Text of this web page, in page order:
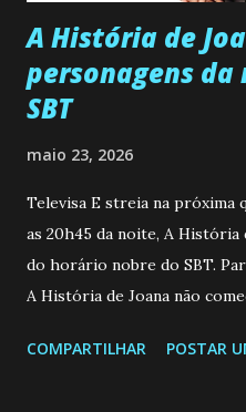
A História de
personagens da
SBT
maio 23, 2026
Televisa E streia na próxima
as 20h45 da noite, A História
do horário nobre do SBT.
A História de Joana não
de 25/05/26 a 31/05/26
COMPARTILHAR POSTAR